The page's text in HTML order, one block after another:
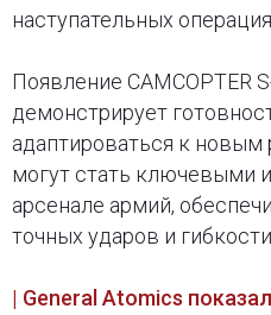
наступательных
Появление CAMCOPTER
демонстрирует
адаптироваться к
могут стать ключевыми
арсенале армий,
точных ударов и
| General Atomics